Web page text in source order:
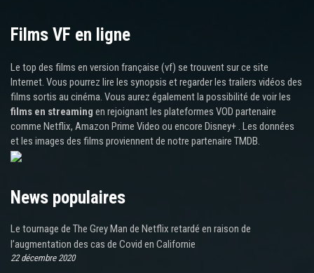
Films VF en ligne
Le top des films en version française (vf) se trouvent sur ce site
Internet. Vous pourrez lire les synopsis et regarder les trailers vidéos des
films sortis au cinéma. Vous aurez également la possibilité de voir les
films en streaming en rejoignant les plateformes VOD partenaire
comme Netflix, Amazon Prime Video ou encore Disney+ . Les données
et les images des films proviennent de notre partenaire TMDB.
News populaires
Le tournage de The Grey Man de Netflix retardé en raison de
l’augmentation des cas de Covid en Californie
22 décembre 2020